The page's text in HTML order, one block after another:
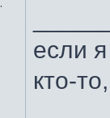
если
кто-